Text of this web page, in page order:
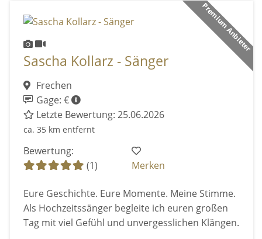
Premium Anbieter
Sascha Kollarz - Sänger
Frechen
Gage: €
Letzte Bewertung: 25.06.2026
ca. 35 km entfernt
Bewertung:
(1)
Merken
Eure Geschichte. Eure Momente. Meine Stimme.
Als Hochzeitssänger begleite ich euren großen
Tag mit viel Gefühl und unvergesslichen Klängen.